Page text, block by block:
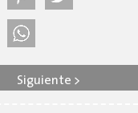
Siguiente >